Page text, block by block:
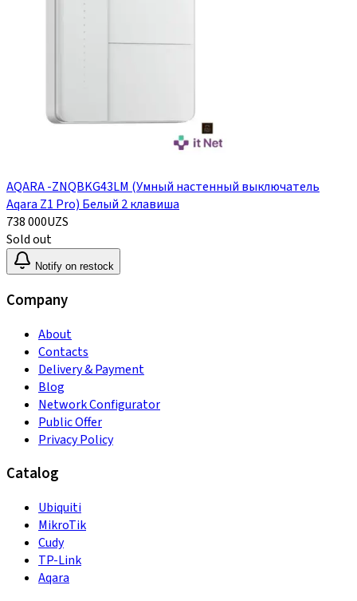
AQARA -ZNQBKG43LM (Умный настенный выключатель
Aqara Z1 Pro) Белый 2 клавиша
738 000UZS
Sold out
Notify on restock
Company
About
Contacts
Delivery & Payment
Blog
Network Configurator
Public Offer
Privacy Policy
Catalog
Ubiquiti
MikroTik
Cudy
TP-Link
Aqara